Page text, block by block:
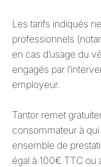
Les tarifs indiqués
professionnels
en cas d’usage du
engagés par
employeur.
Tantor remet
consommateur à
ensemble de
égal à 100€ TTC ou